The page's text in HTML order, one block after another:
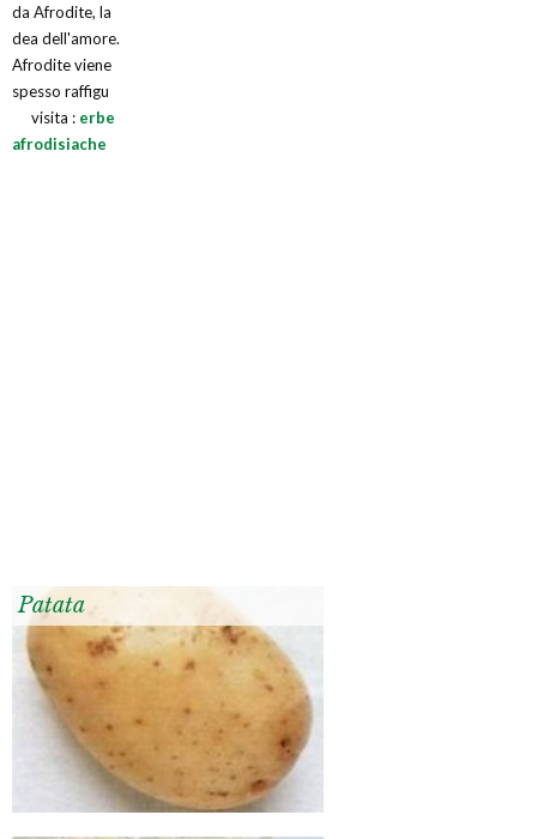
da Afrodite, la
dea dell'amore.
Afrodite viene
spesso raffigu
visita : erbe
afrodisiache
Patata